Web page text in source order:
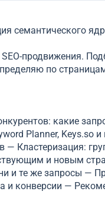
семантического
продвижения.
по
какие
Planner, Keys.so
— Кластеризация:
и новым
и те же запросы —
и конверсии —